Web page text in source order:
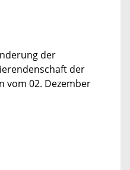
der
der
vom 02. Dezember